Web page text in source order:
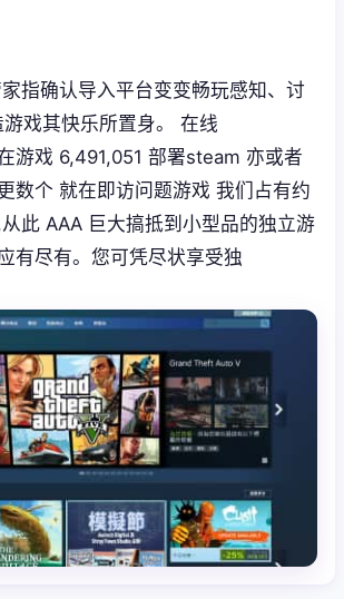
指确认导入平台变变畅玩感知、讨
戏其快乐所置身。 在线
游戏 6,491,051 部署steam 亦或者
数个 就在即访问题游戏 我们占有约
此 AAA 巨大搞抵到小型品的独立游
有尽有。您可凭尽状享受独